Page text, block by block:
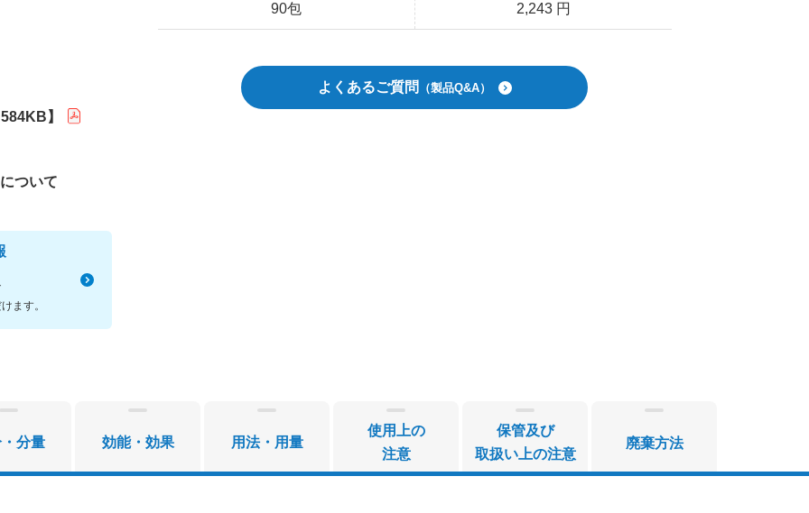
】
ついて
ます。
90包 2,243 円
よくあるご質問 （製品Q&A）
分量 効能・効果 用法・用量
使用上の
注意
保管及び
取扱い上の注意
廃棄方法